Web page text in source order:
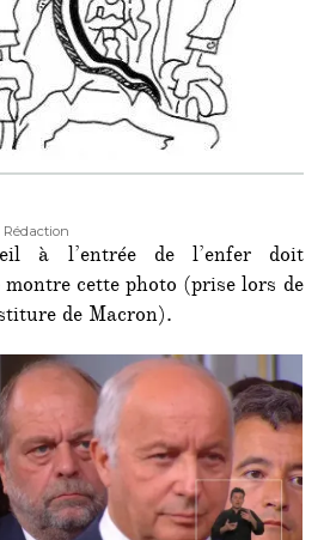
Rédaction
à l’entrée de l’enfer doit
montre cette photo (prise lors de
de Macron).